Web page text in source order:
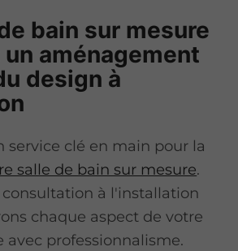
bain sur mesure
un aménagement
design à
service clé en main pour la
salle de bain sur mesure.
à l'installation
chaque aspect de votre
avec professionnalisme.